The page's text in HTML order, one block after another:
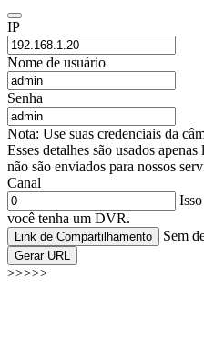
IP
Nome de usuário
Senha
Nota: Use suas credenciais da
Esses detalhes são usados
não são enviados para nossos
Canal
você tenha um DVR.
Link de Compartilhamento Sem
Gerar URL
>>>>>